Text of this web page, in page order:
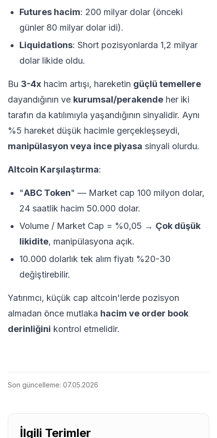
Futures hacim: 200 milyar dolar (önceki
günler 80 milyar dolar idi).
Liquidations: Short pozisyonlarda 1,2 milyar
dolar likide oldu.
Bu 3-4x hacim artışı, hareketin güçlü temellere
dayandığının ve kurumsal/perakende her iki
tarafın da katılımıyla yaşandığının sinyalidir. Aynı
%5 hareket düşük hacimle gerçekleşseydi,
manipülasyon veya ince piyasa sinyali olurdu.
Altcoin Karşılaştırma:
"ABC Token" — Market cap 100 milyon dolar,
24 saatlik hacim 50.000 dolar.
Volume / Market Cap = %0,05 → Çok düşük
likidite, manipülasyona açık.
10.000 dolarlık tek alım fiyatı %20-30
değiştirebilir.
Yatırımcı, küçük cap altcoin'lerde pozisyon
almadan önce mutlaka hacim ve order book
derinliğini kontrol etmelidir.
Son güncelleme: 07.05.2026
İlgili Terimler